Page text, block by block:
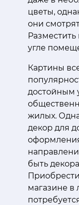
цветы,
они
угле
Картины
достойным
жилых.
декор для
быть
магазине в